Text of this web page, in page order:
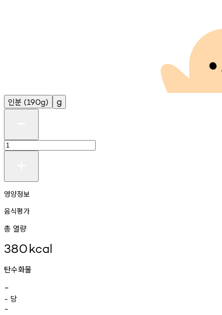
인분 (190g) g
영양정보
음식평가
총 열량
380kcal
탄수화물
-
- 당
-